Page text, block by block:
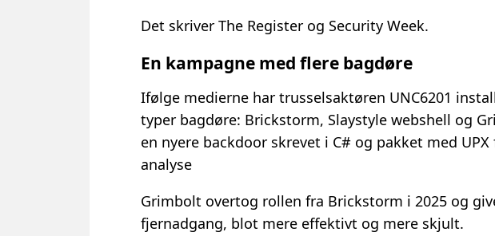
Det skriver The Register og Security Week.
En kampagne med flere bagdøre
Ifølge medierne har trusselsaktøren UNC6201
typer bagdøre: Brickstorm, Slaystyle webshell og
en nyere backdoor skrevet i C# og pakket med
analyse
Grimbolt overtog rollen fra Brickstorm i 2025 og
fjernadgang, blot mere effektivt og mere skjult.